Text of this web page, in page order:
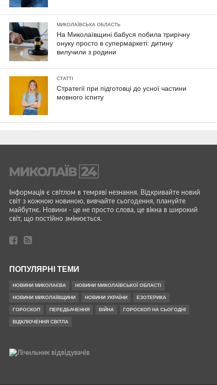
МИКОЛАЇВСЬКА ОБЛАСТЬ
На Миколаївщині бабуся побила трирічну
онуку просто в супермаркеті: дитину
вилучили з родини
СТАТТІ
Стратегії при підготовці до усної частини
мовного іспиту
Інформація є світлом в темряві незнання. Відкривайте новий
світ з кожною новиною, вивчайте сьогодення, плануйте
майбутнє. Новини - це не просто слова, це вікна в широкий
світ, що постійно змінюється.
ПОПУЛЯРНІ ТЕМИ
НОВИНИ МИКОЛАЄВА НОВИНИ МИКОЛАЇВСЬКОЇ ОБЛАСТІ
НОВИНИ МИКОЛАЇВЩИНИ НОВИНИ УКРАЇНИ ЕЗОТЕРИКА
ГОРОСКОП ПЕРЕДБАЧЕННЯ ВІЙНА ГОРОСКОП НА СЬОГОДНІ
ВІДКЛЮЧЕННЯ СВІТЛА